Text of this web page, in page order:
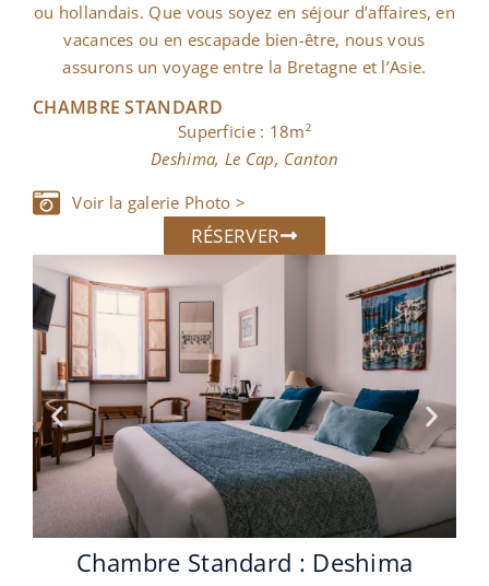
ou hollandais. Que vous soyez en séjour d’affaires, en
vacances ou en escapade bien-être, nous vous
assurons un voyage entre la Bretagne et l’Asie.
CHAMBRE STANDARD
Superficie : 18m²
Deshima, Le Cap, Canton
Voir la galerie Photo >
RÉSERVER
Chambre Standard : Le Cap